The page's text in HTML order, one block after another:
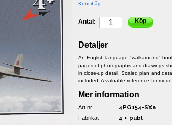
Kom ihåg
Antal: Köp
Detaljer
An English-language "walkaround"
pages of photographs and drawings
in close-up detail. Scaled plan and
included. A valuable reference for
Mer information
Art.nr 4PG154-SXa
Fabrikat 4 + publ